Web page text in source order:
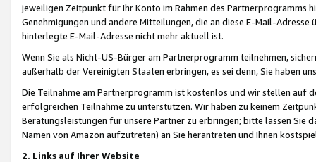
jeweiligen Zeitpunkt für Ihr Konto im Rahmen des Partnerprogramms
Genehmigungen und andere Mitteilungen, die an diese E-Mail-
hinterlegte E-Mail-Adresse nicht mehr aktuell ist.
Wenn Sie als Nicht-US-Bürger am Partnerprogramm teilnehmen,
außerhalb der Vereinigten Staaten erbringen, es sei denn, Sie haben
Die Teilnahme am Partnerprogramm ist kostenlos und wir stellen auf
erfolgreichen Teilnahme zu unterstützen. Wir haben zu keinem
Beratungsleistungen für unsere Partner zu erbringen; bitte lassen Sie
Namen von Amazon aufzutreten) an Sie herantreten und Ihnen
2. Links auf Ihrer Website